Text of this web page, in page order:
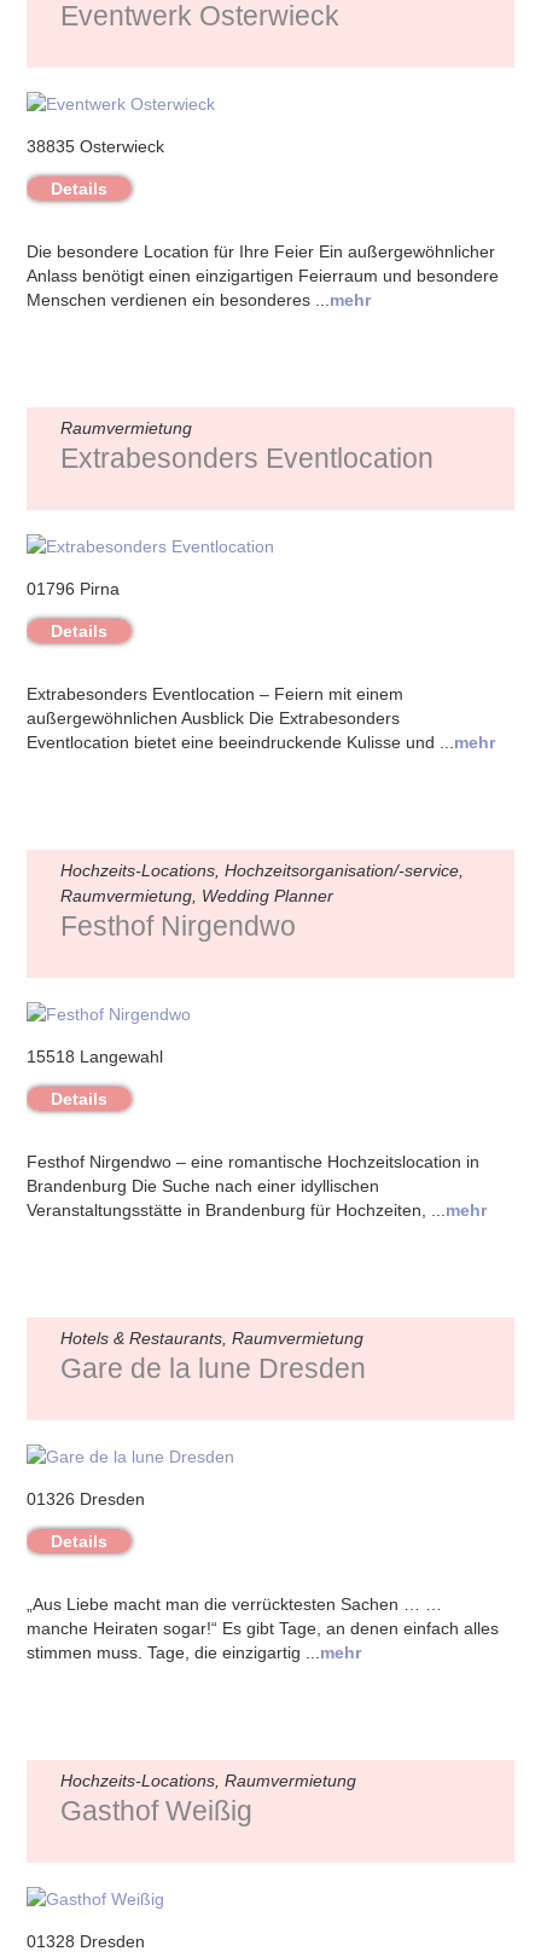
Eventwerk Osterwieck
38835 Osterwieck
Details
Die besondere Location für Ihre Feier Ein außergewöhnlicher
Anlass benötigt einen einzigartigen Feierraum und besondere
Menschen verdienen ein besonderes ... mehr
Raumvermietung
Extrabesonders Eventlocation
01796 Pirna
Details
Extrabesonders Eventlocation – Feiern mit einem
außergewöhnlichen Ausblick Die Extrabesonders
Eventlocation bietet eine beeindruckende Kulisse und ... mehr
Hochzeits-Locations, Hochzeitsorganisation/-service,
Raumvermietung, Wedding Planner
Festhof Nirgendwo
15518 Langewahl
Details
Festhof Nirgendwo – eine romantische Hochzeitslocation in
Brandenburg Die Suche nach einer idyllischen
Veranstaltungsstätte in Brandenburg für Hochzeiten, ... mehr
Hotels & Restaurants, Raumvermietung
Gare de la lune Dresden
01326 Dresden
Details
„Aus Liebe macht man die verrücktesten Sachen … …
manche Heiraten sogar!“ Es gibt Tage, an denen einfach alles
stimmen muss. Tage, die einzigartig ... mehr
Hochzeits-Locations, Raumvermietung
Gasthof Weißig
01328 Dresden